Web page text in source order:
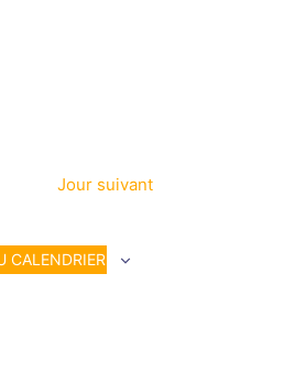
Jour suivant
CALENDRIER